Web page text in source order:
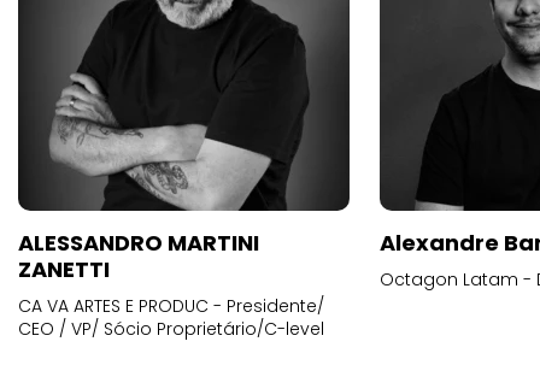
ALESSANDRO MARTINI
ZANETTI
CA VA ARTES E PRODUC - Presidente/
CEO / VP/ Sócio Proprietário/C-level
Alexandre
Octagon Latam -